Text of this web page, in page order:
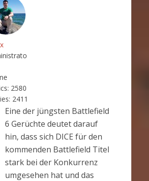
2580
2411
Eine der jüngsten Battlefield
6 Gerüchte deutet darauf
hin, dass sich DICE für den
kommenden Battlefield Titel
stark bei der Konkurrenz
umgesehen hat und das